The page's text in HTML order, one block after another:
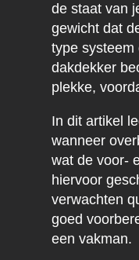
de staat van
gewicht dat
type systeem
dakdekker
plekke,
In dit artikel
wanneer
wat de voor-
hiervoor
verwachten
goed
een vakman.